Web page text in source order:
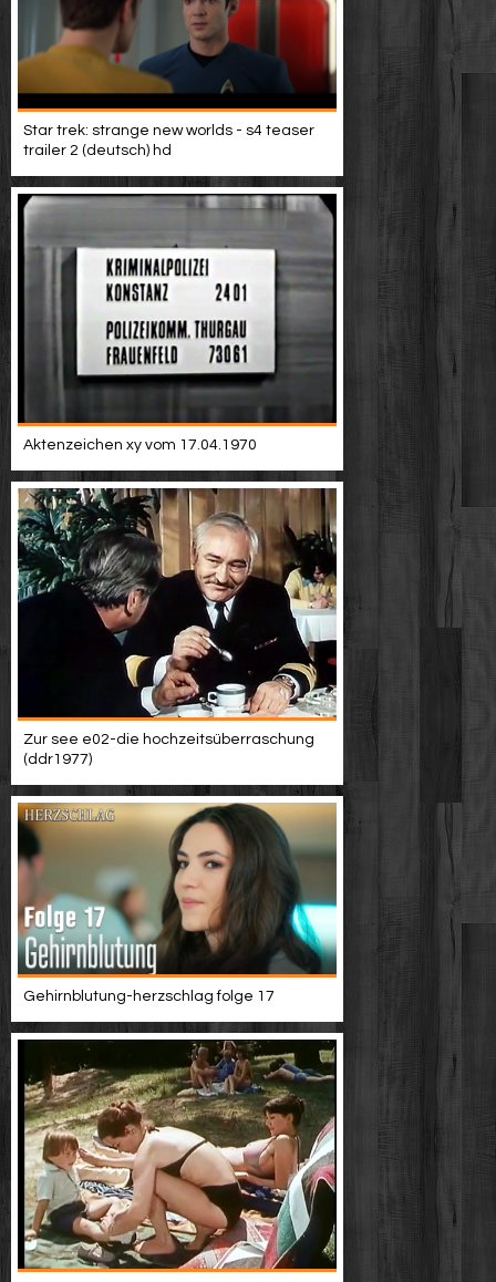
Star trek: strange new worlds - s4 teaser
trailer 2 (deutsch) hd
Aktenzeichen xy vom 17.04.1970
Zur see e02-die hochzeitsüberraschung
(ddr1977)
Gehirnblutung-herzschlag folge 17